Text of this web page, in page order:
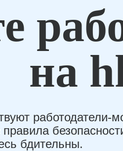
на
работодатели-
бдительны.